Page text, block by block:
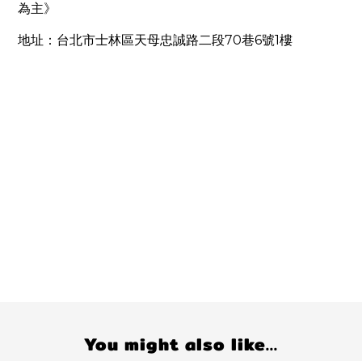
為主》
地址：台北市士林區天母忠誠路二段70巷6號1樓
You might also like...